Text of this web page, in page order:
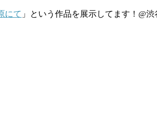
にて 」という作品を展示してます！@